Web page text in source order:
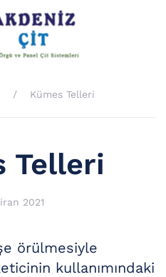
Kümes Telleri
Telleri
2021
örülmesiyle
kullanımındaki